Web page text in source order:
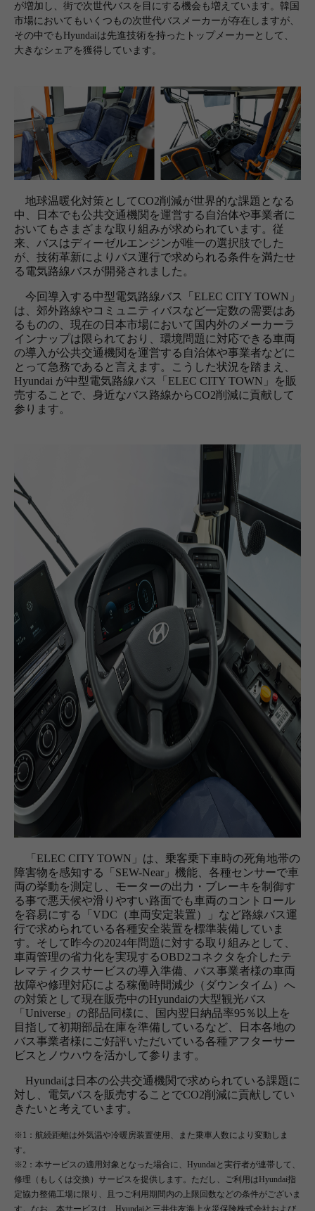
が増加し、街で次世代バスを目にする機会も増えています。韓国
市場においてもいくつもの次世代バスメーカーが存在しますが、
その中でもHyundaiは先進技術を持ったトップメーカーとして、
大きなシェアを獲得しています。
地球温暖化対策としてCO2削減が世界的な課題となる
中、日本でも公共交通機関を運営する自治体や事業者に
おいてもさまざまな取り組みが求められています。従
来、バスはディーゼルエンジンが唯一の選択肢でした
が、技術革新によりバス運行で求められる条件を満たせ
る電気路線バスが開発されました。
今回導入する中型電気路線バス「ELEC CITY TOWN」
は、郊外路線やコミュニティバスなど一定数の需要はあ
るものの、現在の日本市場において国内外のメーカーラ
インナップは限られており、環境問題に対応できる車両
の導入が公共交通機関を運営する自治体や事業者などに
とって急務であると言えます。こうした状況を踏まえ、
Hyundai が中型電気路線バス「ELEC CITY TOWN」を販
売することで、身近なバス路線からCO2削減に貢献して
参ります。
「ELEC CITY TOWN」は、乗客乗下車時の死角地帯の
障害物を感知する「SEW-Near」機能、各種センサーで車
両の挙動を測定し、モーターの出力・ブレーキを制御す
る事で悪天候や滑りやすい路面でも車両のコントロール
を容易にする「VDC（車両安定装置）」など路線バス運
行で求められている各種安全装置を標準装備していま
す。そして昨今の2024年問題に対する取り組みとして、
車両管理の省力化を実現するOBD2コネクタを介したテ
レマティクスサービスの導入準備、バス事業者様の車両
故障や修理対応による稼働時間減少（ダウンタイム）へ
の対策として現在販売中のHyundaiの大型観光バス
「Universe」の部品同様に、国内翌日納品率95％以上を
目指して初期部品在庫を準備しているなど、日本各地の
バス事業者様にご好評いただいている各種アフターサー
ビスとノウハウを活かして参ります。
Hyundaiは日本の公共交通機関で求められている課題に
対し、電気バスを販売することでCO2削減に貢献してい
きたいと考えています。
※1：航続距離は外気温や冷暖房装置使用、また乗車人数により変動しま
す。
※2：本サービスの適用対象となった場合に、Hyundaiと実行者が連帯して、
修理（もしくは交換）サービスを提供します。ただし、ご利用はHyundai指
定協力整備工場に限り、且つご利用期間内の上限回数などの条件がございま
す。なお、本サービスは、Hyundaiと三井住友海上火災保険株式会社および